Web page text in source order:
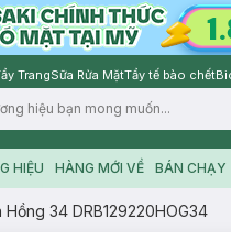
TrangSữa Rửa MặtTẩy tế bào chết
HIỆU HÀNG MỚI VỀ BÁN CHẠY
34 DRB129220HOG34